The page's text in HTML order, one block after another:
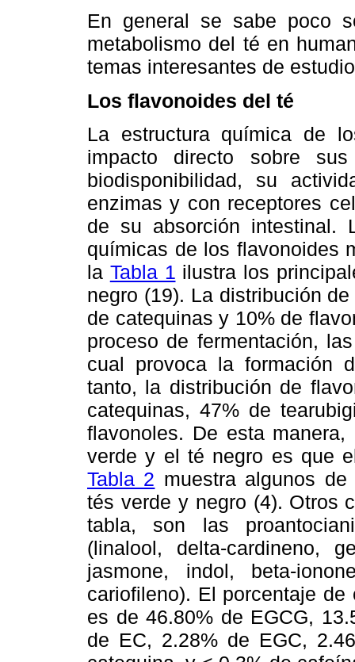
En general se sabe poco
metabolismo del té en
temas interesantes de
Los flavonoides del té
La estructura química de
impacto directo sobre
biodisponibilidad, su
enzimas y con receptores
de su absorción intestinal.
químicas de los flavonoides
la Tabla 1 ilustra los
negro (19). La distribución
de catequinas y 10% de
proceso de fermentación,
cual provoca la formación
tanto, la distribución de
catequinas, 47% de
flavonoles. De esta
verde y el té negro es que
Tabla 2 muestra algunos
tés verde y negro (4). Otros
tabla, son las
(linalool, delta-cardineno,
jasmone, indol, beta-
cariofileno). El porcentaje
es de 46.80% de EGCG,
de EC, 2.28% de EGC,